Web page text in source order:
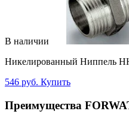
В наличии
Никелированный Ниппель
546 руб. Купить
Преимущества